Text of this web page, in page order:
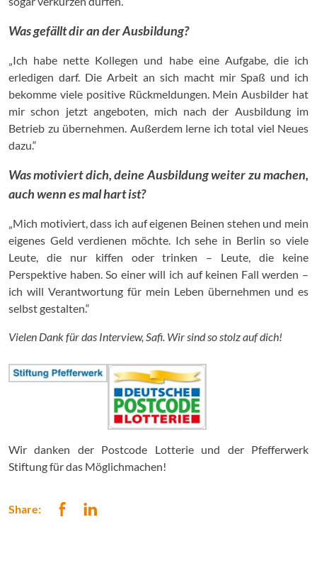
Was gefällt dir an der Ausbildung?
„Ich habe nette Kollegen und habe eine Aufgabe, die ich
erledigen darf. Die Arbeit an sich macht mir Spaß und ich
bekomme viele positive Rückmeldungen. Mein Ausbilder hat
mir schon jetzt angeboten, mich nach der Ausbildung im
Betrieb zu übernehmen. Außerdem lerne ich total viel Neues
dazu.“
Was motiviert dich, deine Ausbildung weiter zu machen,
auch wenn es mal hart ist?
„Mich motiviert, dass ich auf eigenen Beinen stehen und mein
eigenes Geld verdienen möchte. Ich sehe in Berlin so viele
Leute, die nur kiffen oder trinken – Leute, die keine
Perspektive haben. So einer will ich auf keinen Fall werden –
ich will Verantwortung für mein Leben übernehmen und es
selbst gestalten.“
Vielen Dank für das Interview, Safi. Wir sind so stolz auf dich!
Wir danken der Postcode Lotterie und der Pfefferwerk
Stiftung für das Möglichmachen!
Share: